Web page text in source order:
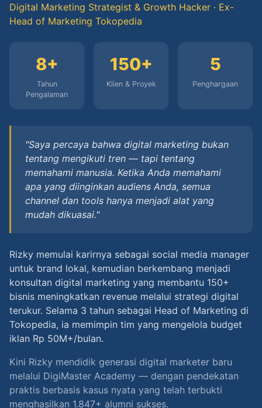
Digital Marketing Strategist & Growth Hacker · Ex-
Head of Marketing Tokopedia
8+
Tahun
Pengalaman
150+
Klien & Proyek
5
Penghargaan
"Saya percaya bahwa digital marketing bukan
tentang mengikuti tren — tapi tentang
memahami manusia. Ketika Anda memahami
apa yang diinginkan audiens Anda, semua
channel dan tools hanya menjadi alat yang
mudah dikuasai."
Rizky memulai karirnya sebagai social media manager
untuk brand lokal, kemudian berkembang menjadi
konsultan digital marketing yang membantu 150+
bisnis meningkatkan revenue melalui strategi digital
terukur. Selama 3 tahun sebagai Head of Marketing di
Tokopedia, ia memimpin tim yang mengelola budget
iklan Rp 50M+/bulan.
Kini Rizky mendidik generasi digital marketer baru
melalui DigiMaster Academy — dengan pendekatan
praktis berbasis kasus nyata yang telah terbukti
menghasilkan 1.847+ alumni sukses.